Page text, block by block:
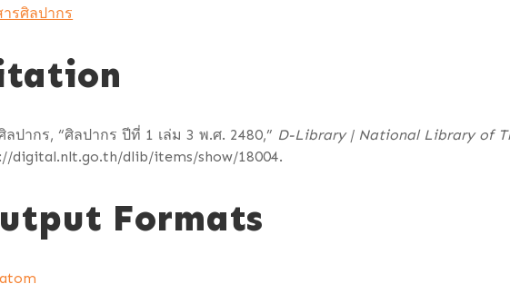
ารศิลปากร
ลปากร, “ศิลปากร ปีที่ 1 เล่ม 3 พ.ศ. 2480,” D-Library | National Library of
digital.nlt.go.th/dlib/items/show/18004.
Formats
atom